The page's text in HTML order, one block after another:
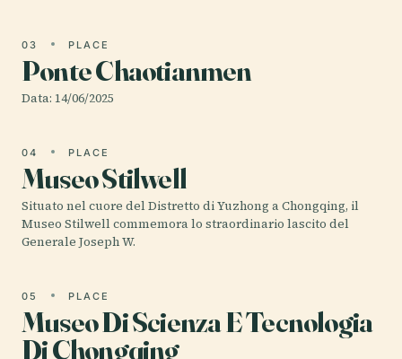
03 PLACE
Ponte Chaotianmen
Data: 14/06/2025
04 PLACE
Museo Stilwell
Situato nel cuore del Distretto di Yuzhong a Chongqing, il
Museo Stilwell commemora lo straordinario lascito del
Generale Joseph W.
05 PLACE
Museo Di Scienza E Tecnologia
Di Chongqing